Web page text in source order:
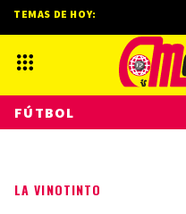
LA VINOTINTO
TEMAS DE HOY:
FÚTBOL